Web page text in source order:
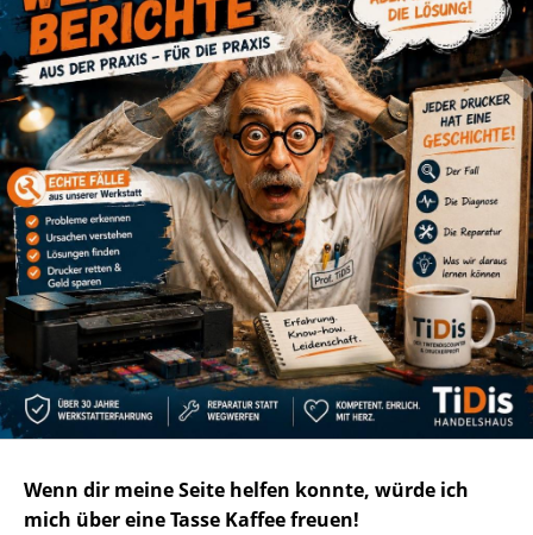
Wenn dir meine Seite helfen konnte, würde ich
mich über eine Tasse Kaffee freuen!